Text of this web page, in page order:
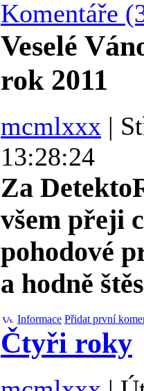
Komentáře
Veselé
rok 2011
mcmlxxx |
13:28:24
Za
všem přeji
pohodové
a hodně
Informace Přidat první
Čtyři roky